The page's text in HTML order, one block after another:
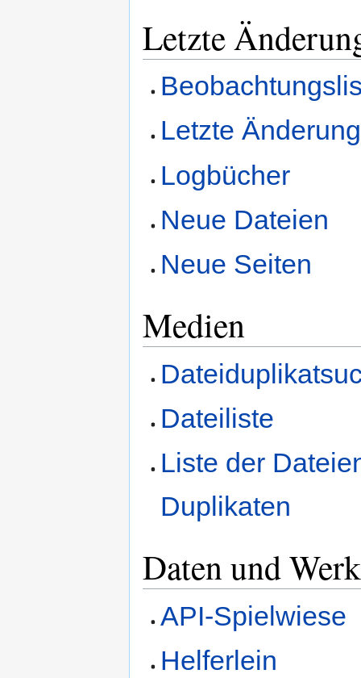
Letzte
Letzte
Logbücher
Neue Dateien
Neue Seiten
Medien
Dateiliste
Liste der
Duplikaten
Daten und
API-Spielwiese
Helferlein